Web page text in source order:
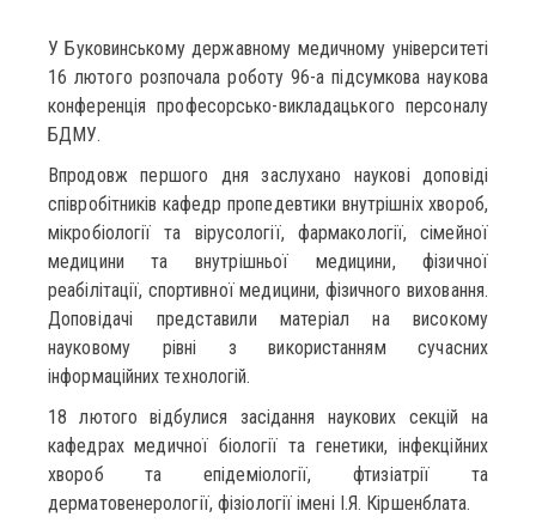
У Буковинському державному медичному університеті
16 лютого розпочала роботу 96-а підсумкова наукова
конференція професорсько-викладацького персоналу
БДМУ.
Впродовж першого дня заслухано наукові доповіді
співробітників кафедр пропедевтики внутрішніх хвороб,
мікробіології та вірусології, фармакології, сімейної
медицини та внутрішньої медицини, фізичної
реабілітації, спортивної медицини, фізичного виховання.
Доповідачі представили матеріал на високому
науковому рівні з використанням сучасних
інформаційних технологій.
18 лютого відбулися засідання наукових секцій на
кафедрах медичної біології та генетики, інфекційних
хвороб та епідеміології, фтизіатрії та
дерматовенерології, фізіології імені І.Я. Кіршенблата.